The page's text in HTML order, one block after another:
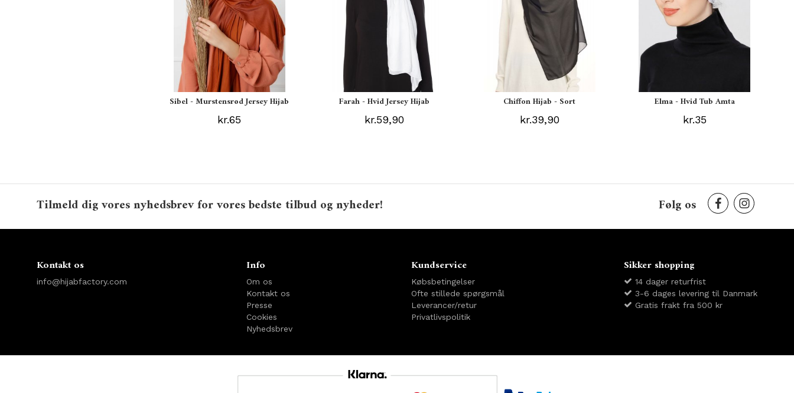
Sibel - Murstensrød Jersey Hijab
kr.65
Farah - Hvid Jersey Hijab
kr.59,90
Chiffon Hijab - Sort
kr.39,90
Elma - Hvid Tub Amta
kr.35
Tilmeld dig vores nyhedsbrev for vores bedste tilbud og nyheder! Følg os
Kontakt os
info@hijabfactory.com
Info
Om os
Kontakt os
Presse
Cookies
Nyhedsbrev
Kundservice
Købsbetingelser
Ofte stillede spørgsmål
Leverancer/retur
Privatlivspolitik
Sikker shopping
14 dager returfrist
3-6 dages levering til Danmark
Gratis frakt fra 500 kr